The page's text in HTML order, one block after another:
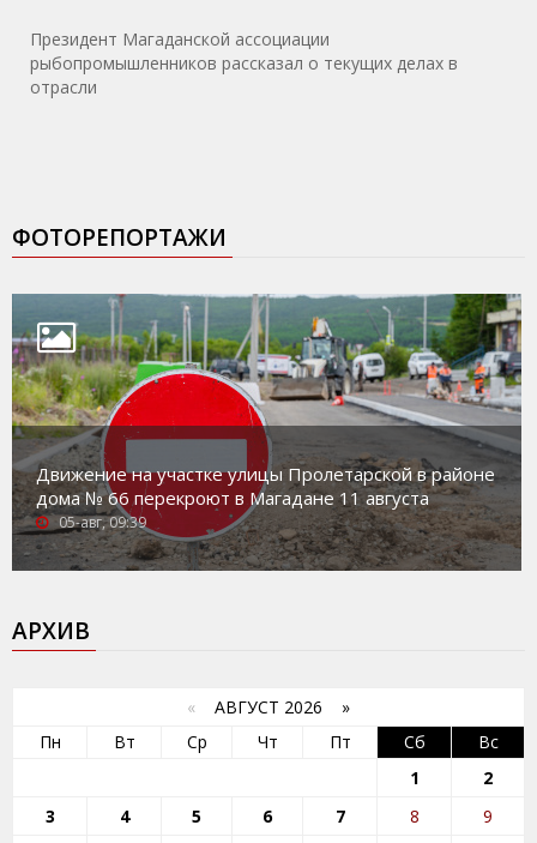
Президент Магаданской ассоциации
рыбопромышленников рассказал о текущих делах в
отрасли
ФОТОРЕПОРТАЖИ
Движение на участке улицы Пролетарской в районе
дома № 66 перекроют в Магадане 11 августа
05-авг, 09:39
АРХИВ
« АВГУСТ 2026 »
Пн
Вт Ср Чт Пт Сб
Вс
1
2
3
4 5 6 7 8
9